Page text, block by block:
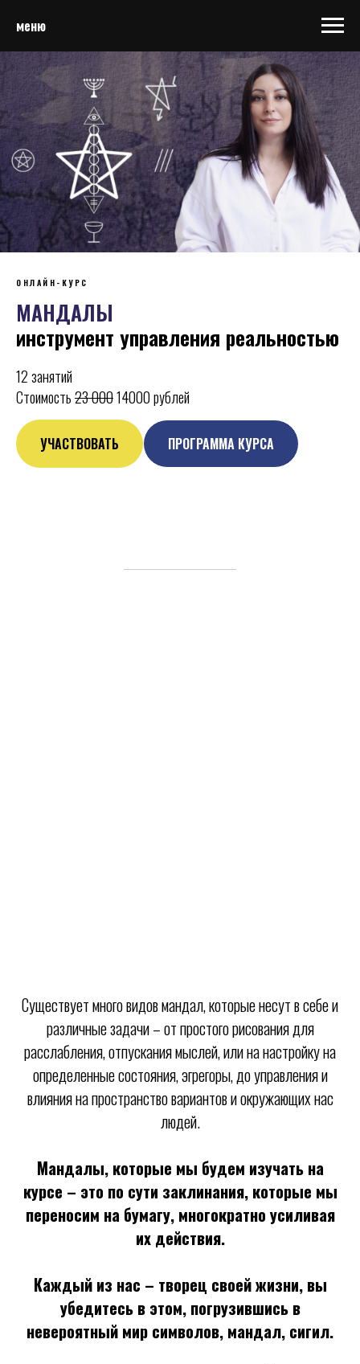
меню
ОНЛАЙН-КУРС
МАНДАЛЫ
инструмент управления реальностью
12 занятий
Стоимость23 00014000 рублей
УЧАСТВОВАТЬ ПРОГРАММА КУРСА
Существует много видов мандал, которые несут в себе и
различные задачи – от простого рисования для
расслабления, отпускания мыслей, или на настройку на
определенные состояния, эгрегоры, до управления и
влияния на пространство вариантов и окружающих нас
людей.
Мандалы, которые мы будем изучать на
курсе – это по сути заклинания, которые мы
переносим на бумагу, многократно усиливая
их действия.
Каждый из нас – творец своей жизни, вы
убедитесь в этом, погрузившись в
невероятный мир символов, мандал, сигил.